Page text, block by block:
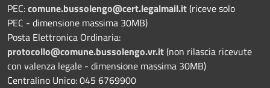
PEC:comune.bussolengo@cert.legalmail.it(riceve solo
PEC - dimensione massima 30MB)
Posta Elettronica Ordinaria:
protocollo@comune.bussolengo.vr.it(non rilascia ricevute
con valenza legale - dimensione massima 30MB)
Centralino Unico: 045 6769900